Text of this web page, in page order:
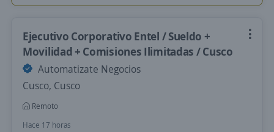
Ejecutivo Corporativo Entel / Sueldo +
Movilidad + Comisiones Ilimitadas / Cusco
Automatizate Negocios
Cusco, Cusco
Remoto
Hace 17 horas